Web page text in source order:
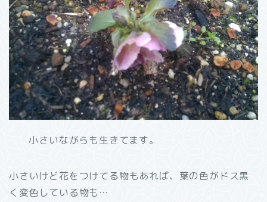
小さいながらも生きてます。
小さいけど花をつけてる物もあれば、葉の色がドス黒
く変色している物も…